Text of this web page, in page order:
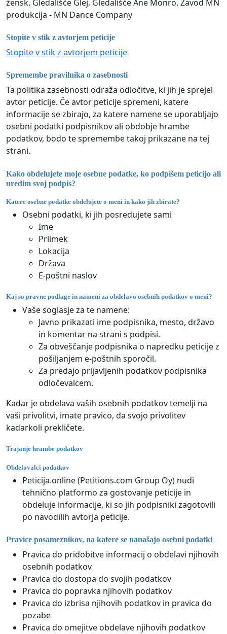
žensk, Gledališče Glej, Gledališče Ane Monro, Zavod MN
produkcija - MN Dance Company
Stopite v stik z avtorjem peticije
Stopite v stik z avtorjem peticije
Spremembe pravilnika o zasebnosti
Ta politika zasebnosti odraža odločitve, ki jih je sprejel
avtor peticije. Če avtor peticije spremeni, katere
informacije se zbirajo, za katere namene se uporabljajo
osebni podatki podpisnikov ali obdobje hrambe
podatkov, bodo te spremembe takoj prikazane na tej
strani.
Kako obdelujete moje osebne podatke, ko podpišem peticijo ali
uredim svoj podpis?
Katere osebne podatke obdelujete o meni in kako jih zbirate?
Osebni podatki, ki jih posredujete sami
Ime
Priimek
Lokacija
Država
E-poštni naslov
Kaj so pravne podlage in nameni za obdelavo osebnih podatkov o meni?
Vaše soglasje za te namene:
Javno prikazati ime podpisnika, mesto, državo
in komentar na strani s podpisi.
Za obveščanje podpisnika o napredku peticije z
pošiljanjem e-poštnih sporočil.
Za predajo prijavljenih podatkov podpisnika
odločevalcem.
Kadar je obdelava vaših osebnih podatkov temelji na
vaši privolitvi, imate pravico, da svojo privolitev
kadarkoli prekličete.
Trajanje hrambe podatkov
Obdelovalci podatkov
Peticija.online (Petitions.com Group Oy) nudi
tehnično platformo za gostovanje peticije in
obdeluje informacije, ki so jih podpisniki zagotovili
po navodilih avtorja peticije.
Pravice posameznikov, na katere se nanašajo osebni podatki
Pravica do pridobitve informacij o obdelavi njihovih
osebnih podatkov
Pravica do dostopa do svojih podatkov
Pravica do popravka njihovih podatkov
Pravica do izbrisa njihovih podatkov in pravica do
pozabe
Pravica do omejitve obdelave njihovih podatkov